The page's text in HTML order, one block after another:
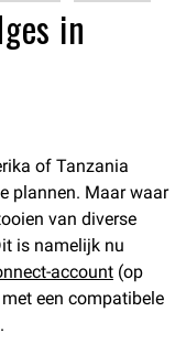
in
of Tanzania
plannen. Maar waar
van diverse
is namelijk nu
account (op
een compatibele